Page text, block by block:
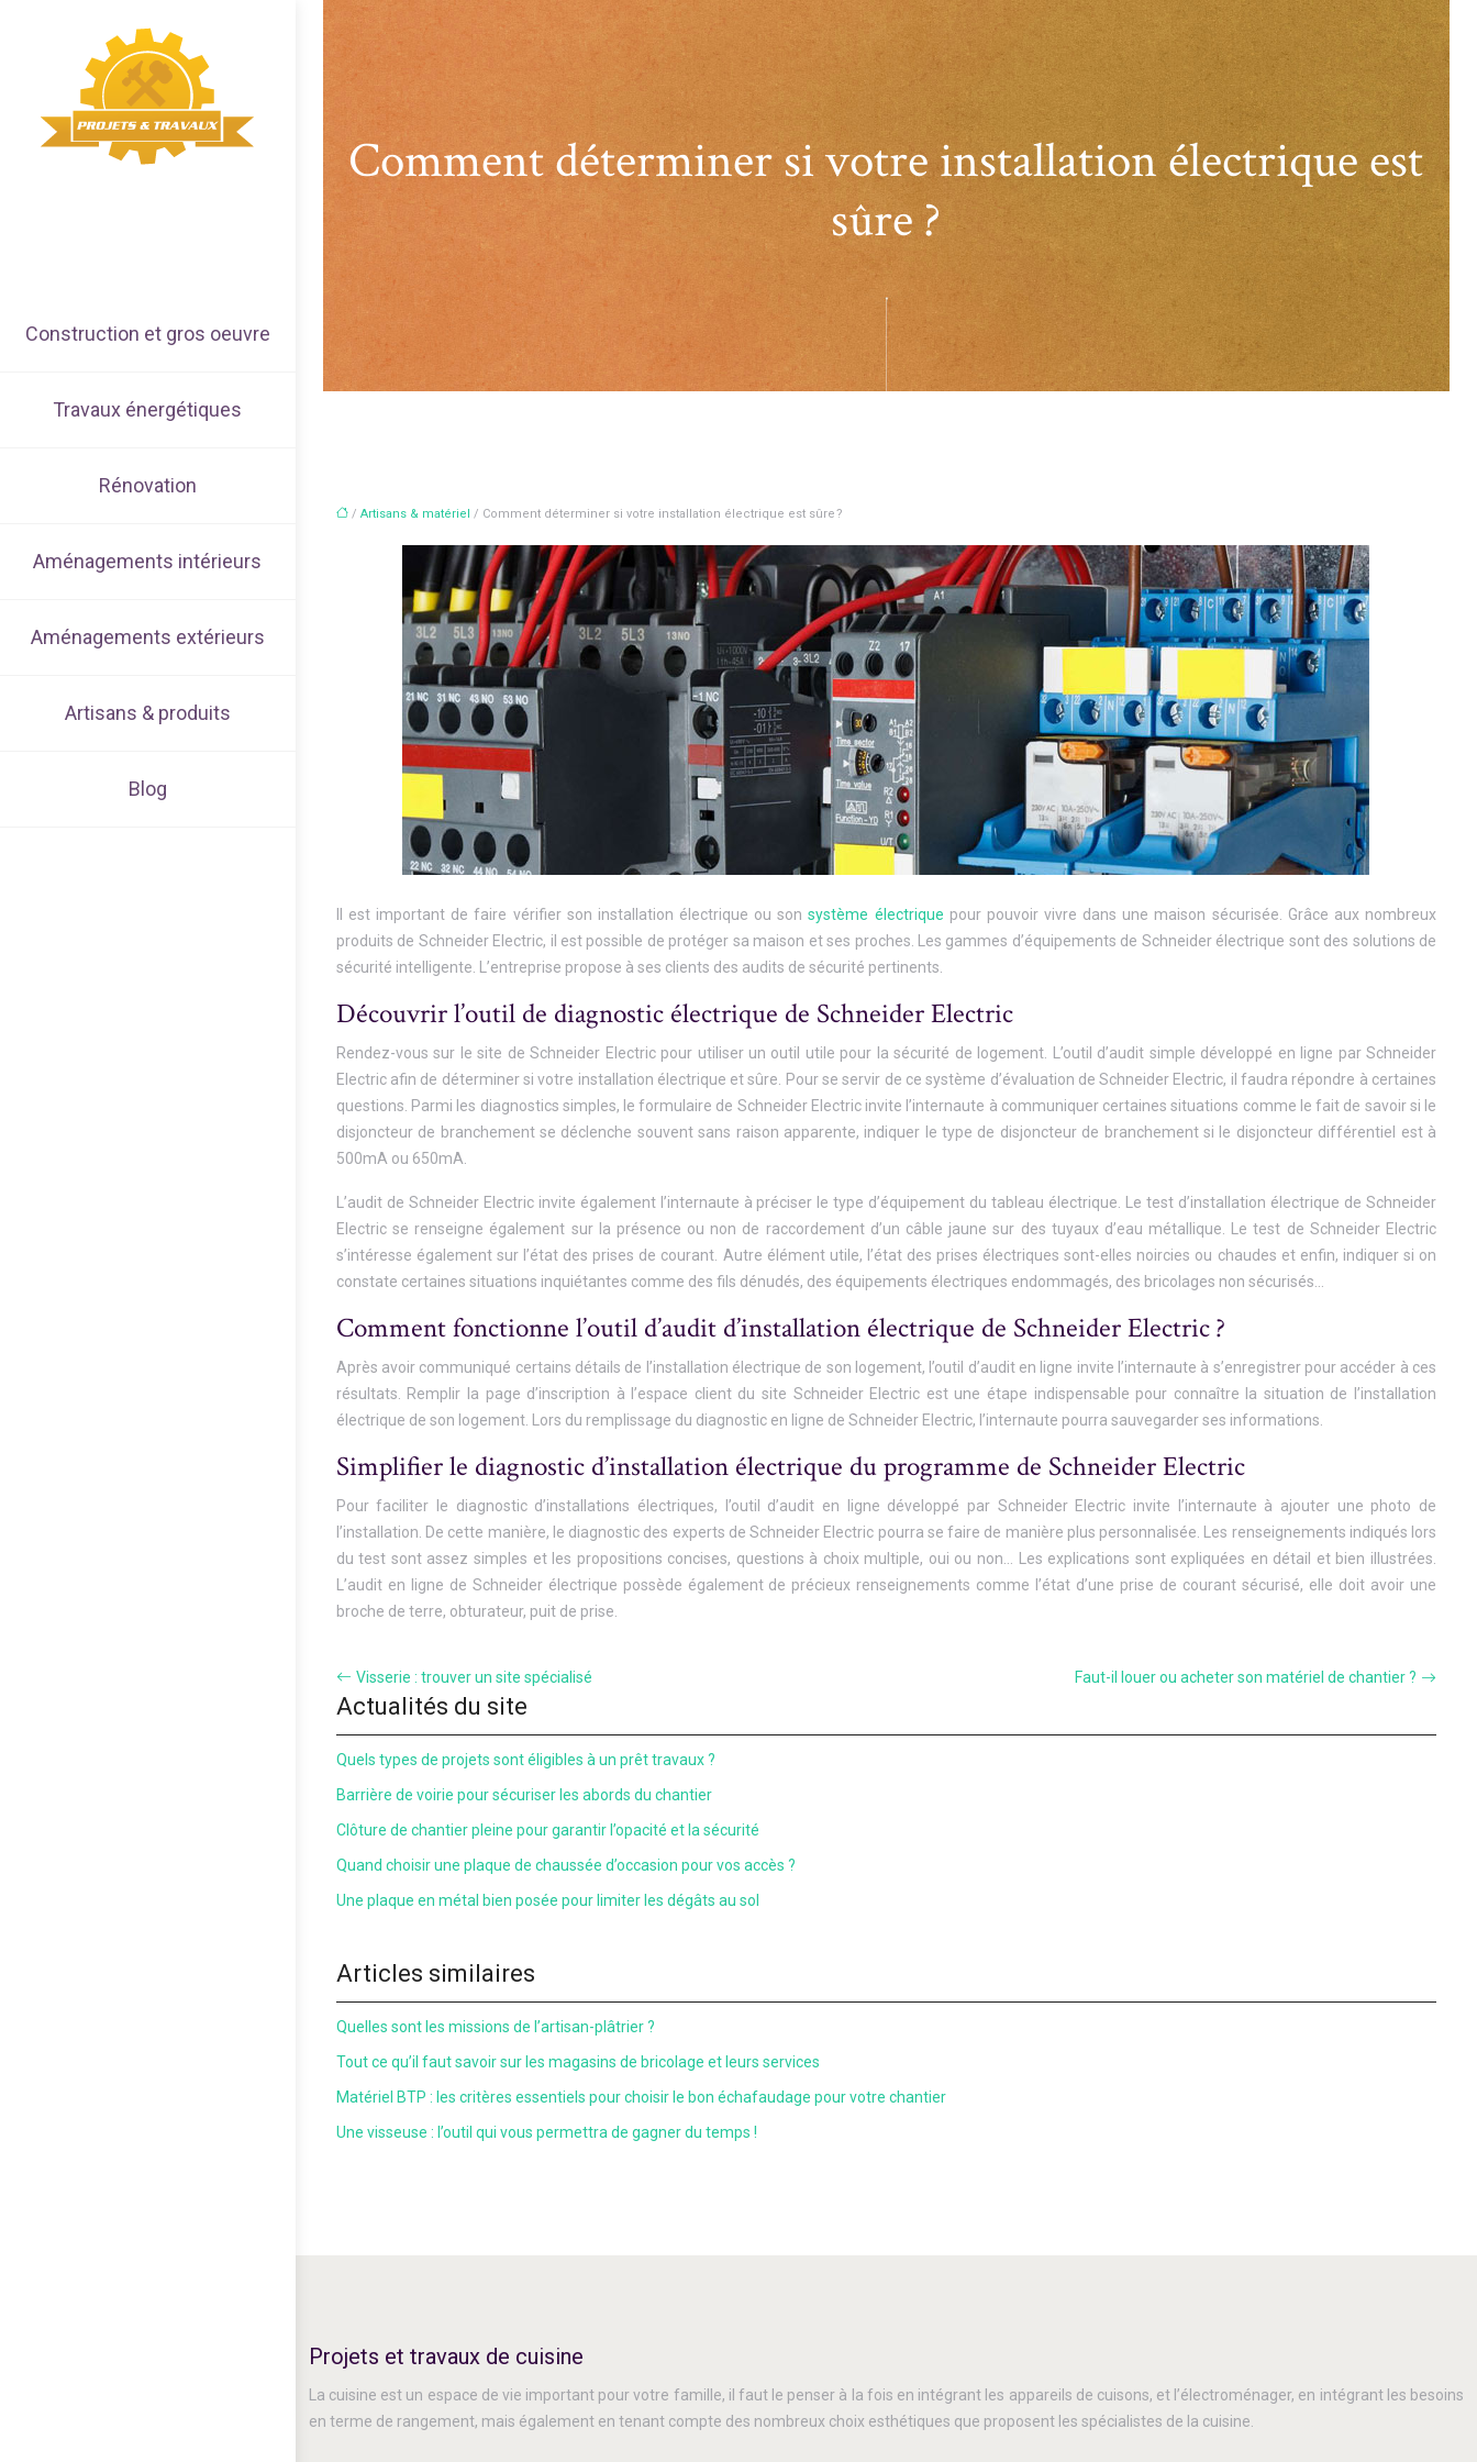
Construction et gros oeuvre
Travaux énergétiques
Rénovation
Aménagements intérieurs
Aménagements extérieurs
Artisans & produits
Blog
Comment déterminer si votre installation électrique est
sûre ?
/ Artisans & matériel / Comment déterminer si votre installation électrique est sûre ?
Il est important de faire vérifier son installation électrique ou sonsystème électrique pour pouvoir vivre dans une maison sécurisée. Grâce aux nombreux
produits de Schneider Electric, il est possible de protéger sa maison et ses proches. Les gammes d’équipements de Schneider électrique sont des solutions de
sécurité intelligente. L’entreprise propose à ses clients des audits de sécurité pertinents.
Découvrir l’outil de diagnostic électrique de Schneider Electric
Rendez-vous sur le site de Schneider Electric pour utiliser un outil utile pour la sécurité de logement. L’outil d’audit simple développé en ligne par Schneider
Electric afin de déterminer si votre installation électrique et sûre. Pour se servir de ce système d’évaluation de Schneider Electric, il faudra répondre à certaines
questions. Parmi les diagnostics simples, le formulaire de Schneider Electric invite l’internaute à communiquer certaines situations comme le fait de savoir si le
disjoncteur de branchement se déclenche souvent sans raison apparente, indiquer le type de disjoncteur de branchement si le disjoncteur différentiel est à
500mA ou 650mA.
L’audit de Schneider Electric invite également l’internaute à préciser le type d’équipement du tableau électrique. Le test d’installation électrique de Schneider
Electric se renseigne également sur la présence ou non de raccordement d’un câble jaune sur des tuyaux d’eau métallique. Le test de Schneider Electric
s’intéresse également sur l’état des prises de courant. Autre élément utile, l’état des prises électriques sont-elles noircies ou chaudes et enfin, indiquer si on
constate certaines situations inquiétantes comme des fils dénudés, des équipements électriques endommagés, des bricolages non sécurisés…
Comment fonctionne l’outil d’audit d’installation électrique de Schneider Electric ?
Après avoir communiqué certains détails de l’installation électrique de son logement, l’outil d’audit en ligne invite l’internaute à s’enregistrer pour accéder à ces
résultats. Remplir la page d’inscription à l’espace client du site Schneider Electric est une étape indispensable pour connaître la situation de l’installation
électrique de son logement. Lors du remplissage du diagnostic en ligne de Schneider Electric, l’internaute pourra sauvegarder ses informations.
Simplifier le diagnostic d’installation électrique du programme de Schneider Electric
Pour faciliter le diagnostic d’installations électriques, l’outil d’audit en ligne développé par Schneider Electric invite l’internaute à ajouter une photo de
l’installation. De cette manière, le diagnostic des experts de Schneider Electric pourra se faire de manière plus personnalisée. Les renseignements indiqués lors
du test sont assez simples et les propositions concises, questions à choix multiple, oui ou non… Les explications sont expliquées en détail et bien illustrées.
L’audit en ligne de Schneider électrique possède également de précieux renseignements comme l’état d’une prise de courant sécurisé, elle doit avoir une
broche de terre, obturateur, puit de prise.
Visserie : trouver un site spécialisé Faut-il louer ou acheter son matériel de chantier ?
Actualités du site
Quels types de projets sont éligibles à un prêt travaux ?
Barrière de voirie pour sécuriser les abords du chantier
Clôture de chantier pleine pour garantir l’opacité et la sécurité
Quand choisir une plaque de chaussée d’occasion pour vos accès ?
Une plaque en métal bien posée pour limiter les dégâts au sol
Articles similaires
Quelles sont les missions de l’artisan-plâtrier ?
Tout ce qu’il faut savoir sur les magasins de bricolage et leurs services
Matériel BTP : les critères essentiels pour choisir le bon échafaudage pour votre chantier
Une visseuse : l’outil qui vous permettra de gagner du temps !
Projets et travaux de cuisine
La cuisine est un espace de vie important pour votre famille, il faut le penser à la fois en intégrant les appareils de cuisons, et l’électroménager, en intégrant les besoins
en terme de rangement, mais également en tenant compte des nombreux choix esthétiques que proposent les spécialistes de la cuisine.